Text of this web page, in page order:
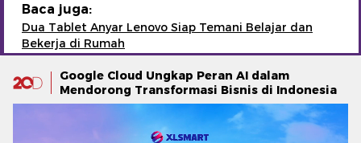
Baca juga:
Dua Tablet Anyar Lenovo Siap Temani Belajar dan
Bekerja di Rumah
Google Cloud Ungkap Peran AI dalam
Mendorong Transformasi Bisnis di Indonesia